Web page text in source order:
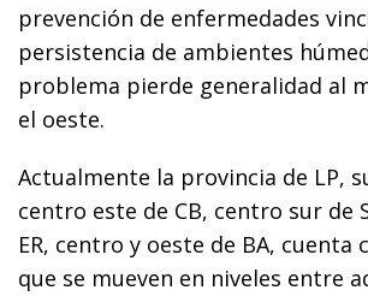
prevención de enfermedades
persistencia de ambientes
problema pierde generalidad al
el oeste.
Actualmente la provincia de LP,
centro este de CB, centro sur de
ER, centro y oeste de BA, cuenta
que se mueven en niveles entre